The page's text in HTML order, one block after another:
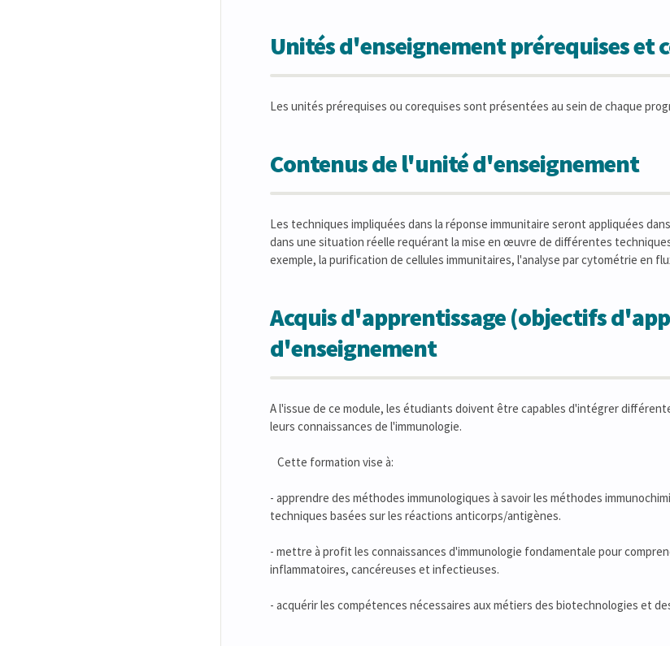
Unités d'enseignement prérequises et
Les unités prérequises ou corequises sont présentées au sein de chaque
Contenus de l'unité d'enseignement
Les techniques impliquées dans la réponse immunitaire seront appliquées
dans une situation réelle requérant la mise en œuvre de différentes
exemple, la purification de cellules immunitaires, l'analyse par cytométrie en
Acquis d'apprentissage (objectifs
d'enseignement
A l'issue de ce module, les étudiants doivent être capables d'intégrer
leurs connaissances de l'immunologie.
Cette formation vise à:
- apprendre des méthodes immunologiques à savoir les méthodes
techniques basées sur les réactions anticorps/antigènes.
- mettre à profit les connaissances d'immunologie fondamentale pour
inflammatoires, cancéreuses et infectieuses.
- acquérir les compétences nécessaires aux métiers des biotechnologies et